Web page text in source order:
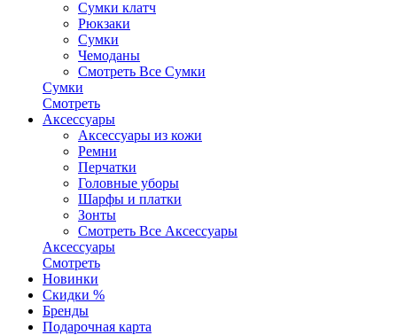
Сумки клатч
Рюкзаки
Сумки
Чемоданы
Смотреть Все Сумки
Сумки
Смотреть
Аксессуары
Аксессуары из кожи
Ремни
Перчатки
Головные уборы
Шарфы и платки
Зонты
Смотреть Все Аксессуары
Аксессуары
Смотреть
Новинки
Скидки %
Бренды
Подарочная карта